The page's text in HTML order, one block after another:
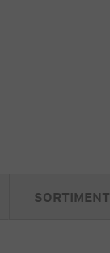
SORTIMENT